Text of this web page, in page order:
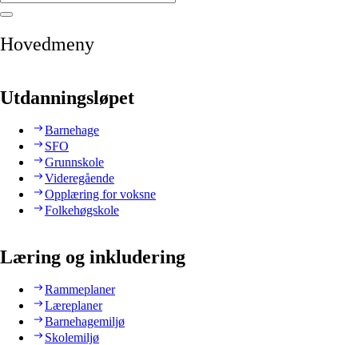
Hovedmeny
Utdanningsløpet
Barnehage
SFO
Grunnskole
Videregående
Opplæring for voksne
Folkehøgskole
Læring og inkludering
Rammeplaner
Læreplaner
Barnehagemiljø
Skolemiljø